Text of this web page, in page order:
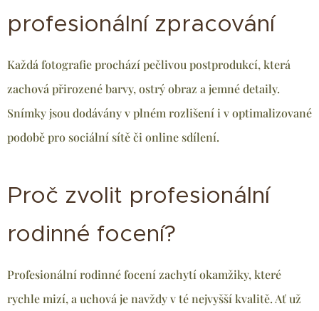
profesionální zpracování
Každá fotografie prochází pečlivou postprodukcí, která
zachová přirozené barvy, ostrý obraz a jemné detaily.
Snímky jsou dodávány v plném rozlišení i v optimalizované
podobě pro sociální sítě či online sdílení.
Proč zvolit profesionální
rodinné focení?
Profesionální rodinné focení zachytí okamžiky, které
rychle mizí, a uchová je navždy v té nejvyšší kvalitě. Ať už